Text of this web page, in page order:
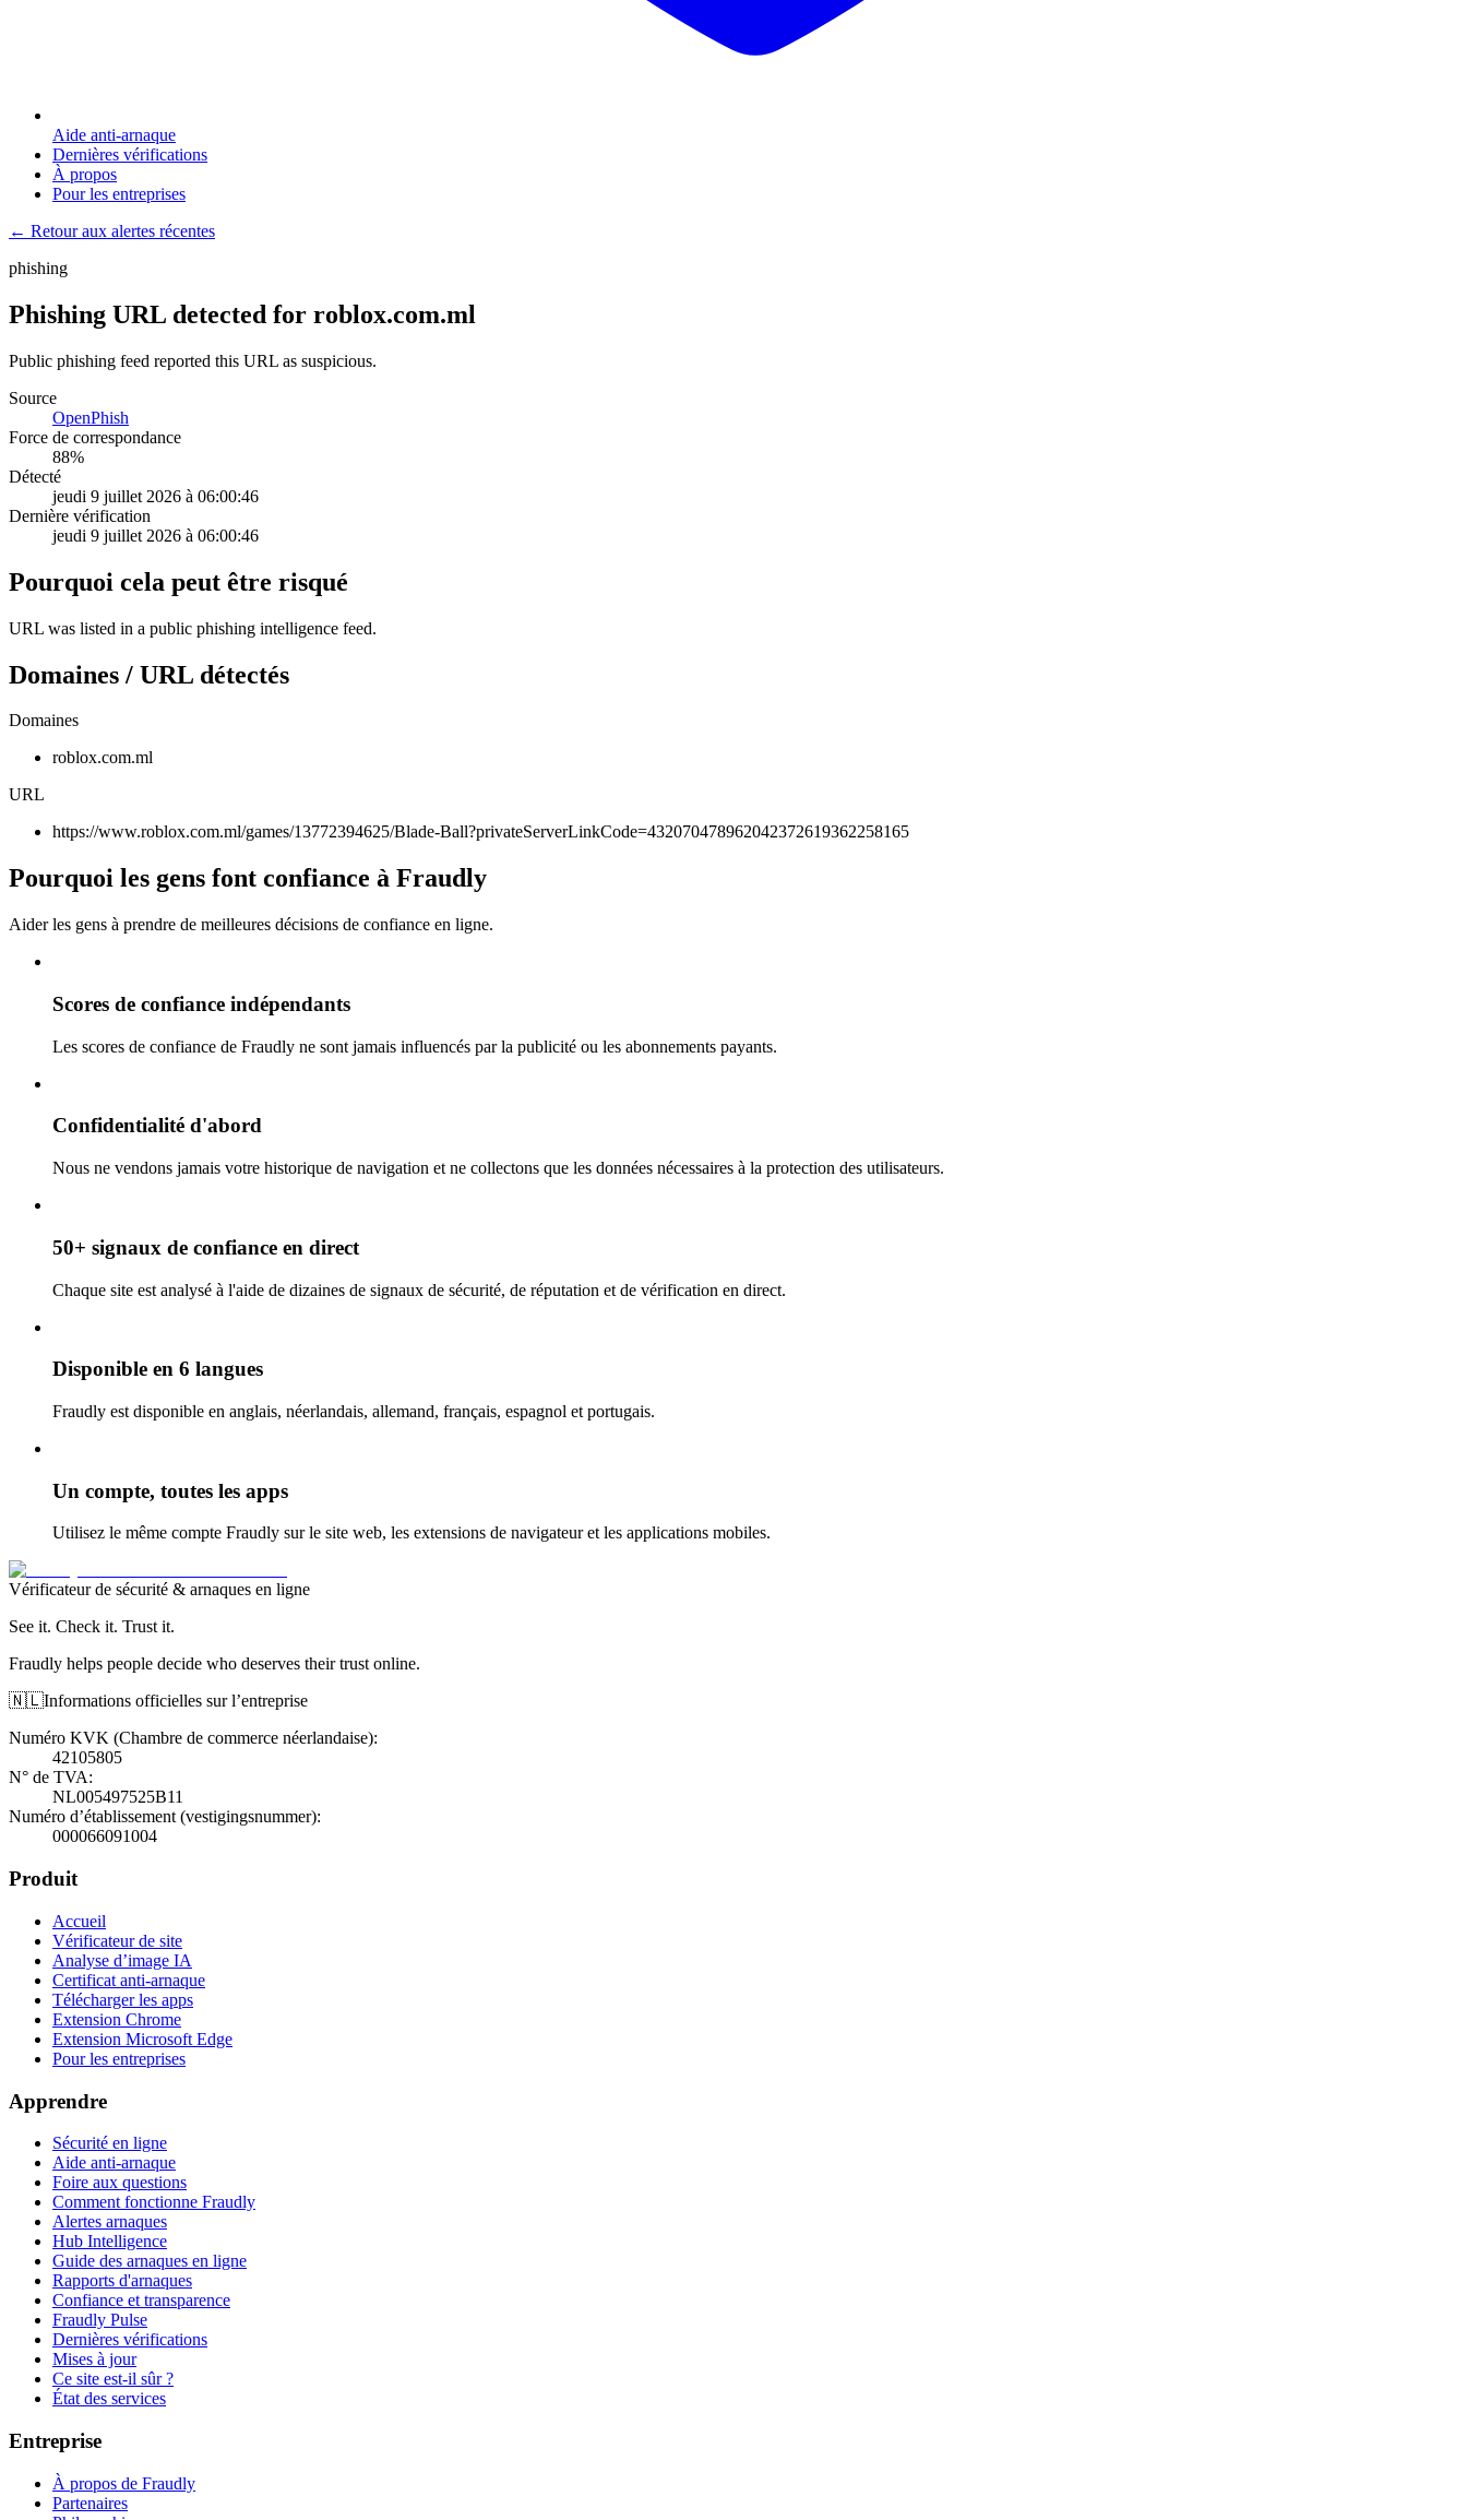
Aide anti-arnaque
Dernières vérifications
À propos
Pour les entreprises
← Retour aux alertes récentes
phishing
Phishing URL detected for roblox.com.ml
Public phishing feed reported this URL as suspicious.
Source
OpenPhish
Force de correspondance
88%
Détecté
jeudi 9 juillet 2026 à 06:00:46
Dernière vérification
jeudi 9 juillet 2026 à 06:00:46
Pourquoi cela peut être risqué
URL was listed in a public phishing intelligence feed.
Domaines / URL détectés
Domaines
roblox.com.ml
URL
https://www.roblox.com.ml/games/13772394625/Blade-Ball?privateServerLinkCode=432070478962042372619362258165
Pourquoi les gens font confiance à Fraudly
Aider les gens à prendre de meilleures décisions de confiance en ligne.
Scores de confiance indépendants
Les scores de confiance de Fraudly ne sont jamais influencés par la publicité ou les abonnements payants.
Confidentialité d'abord
Nous ne vendons jamais votre historique de navigation et ne collectons que les données nécessaires à la protection des utilisateurs.
50+ signaux de confiance en direct
Chaque site est analysé à l'aide de dizaines de signaux de sécurité, de réputation et de vérification en direct.
Disponible en 6 langues
Fraudly est disponible en anglais, néerlandais, allemand, français, espagnol et portugais.
Un compte, toutes les apps
Utilisez le même compte Fraudly sur le site web, les extensions de navigateur et les applications mobiles.
Vérificateur de sécurité & arnaques en ligne
See it. Check it. Trust it.
Fraudly helps people decide who deserves their trust online.
🇳🇱Informations officielles sur l’entreprise
Numéro KVK (Chambre de commerce néerlandaise):
42105805
N° de TVA:
NL005497525B11
Numéro d’établissement (vestigingsnummer):
000066091004
Produit
Accueil
Vérificateur de site
Analyse d’image IA
Certificat anti-arnaque
Télécharger les apps
Extension Chrome
Extension Microsoft Edge
Pour les entreprises
Apprendre
Sécurité en ligne
Aide anti-arnaque
Foire aux questions
Comment fonctionne Fraudly
Alertes arnaques
Hub Intelligence
Guide des arnaques en ligne
Rapports d'arnaques
Confiance et transparence
Fraudly Pulse
Dernières vérifications
Mises à jour
Ce site est-il sûr ?
État des services
Entreprise
À propos de Fraudly
Partenaires